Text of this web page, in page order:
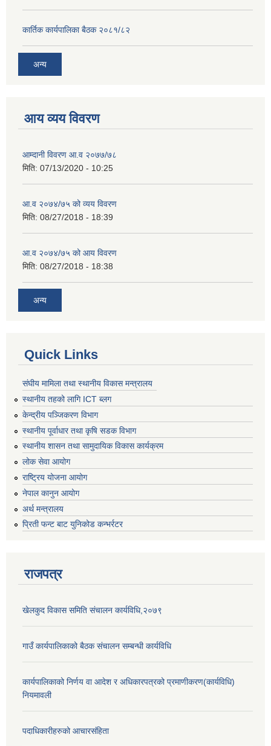
कार्तिक कार्यपालिका बैठक २०८१/८२
अन्य
आय व्यय विवरण
आम्दानी विवरण आ.व २०७७/७८
मिति: 07/13/2020 - 10:25
आ.व २०७४/७५ को व्यय विवरण
मिति: 08/27/2018 - 18:39
आ.व २०७४/७५ को आय विवरण
मिति: 08/27/2018 - 18:38
अन्य
Quick Links
संघीय मामिला तथा स्थानीय विकास मन्त्रालय
स्थानीय तहको लागि ICT ब्लग
केन्द्रीय पञ्जिकरण विभाग
स्थानीय पूर्वाधार तथा कृषि सडक विभाग
स्थानीय शासन तथा सामुदायिक विकास कार्यक्रम
लोक सेवा आयोग
राष्ट्रिय योजना आयोग
नेपाल कानुन आयोग
अर्थ मन्त्रालय
प्रिती फन्ट बाट युनिकोड कन्भर्रटर
राजपत्र
खेलकुद विकास समिति संचालन कार्यविधि,२०७९
गाउँ कार्यपालिकाको बैठक संचालन सम्बन्धी कार्यविधि
कार्यपालिकाको निर्णय वा आदेश र अधिकारपत्रको प्रमाणीकरण(कार्यविधि)
नियमावली
पदाधिकारीहरुको आचारसंहिता